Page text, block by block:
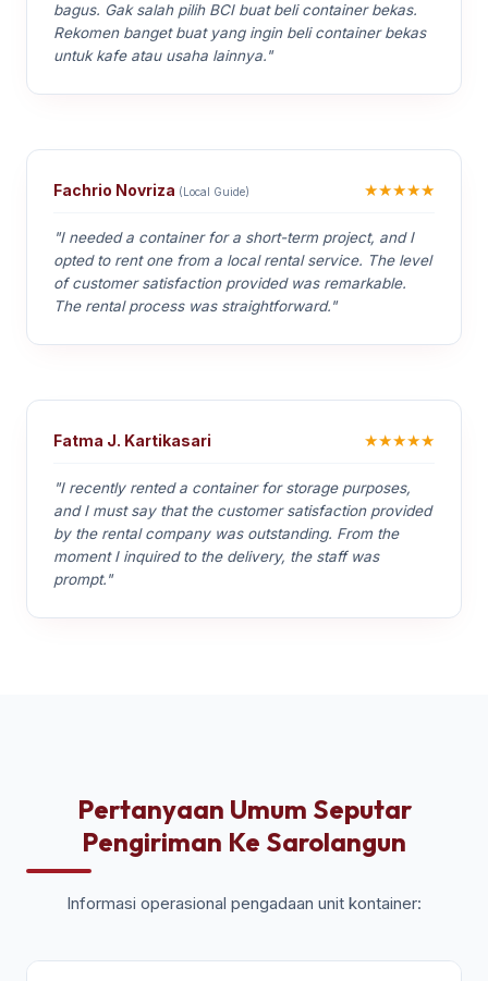
bagus. Gak salah pilih BCI buat beli container bekas.
Rekomen banget buat yang ingin beli container bekas
untuk kafe atau usaha lainnya."
Fachrio Novriza (Local Guide) ★★★★★
"I needed a container for a short-term project, and I
opted to rent one from a local rental service. The level
of customer satisfaction provided was remarkable.
The rental process was straightforward."
Fatma J. Kartikasari ★★★★★
"I recently rented a container for storage purposes,
and I must say that the customer satisfaction provided
by the rental company was outstanding. From the
moment I inquired to the delivery, the staff was
prompt."
Pertanyaan Umum Seputar
Pengiriman Ke Sarolangun
Informasi operasional pengadaan unit kontainer: